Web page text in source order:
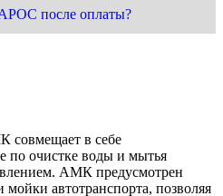
после оплаты?
совмещает в себе
по очистке воды и мытья
АМК предусмотрен
мойки автотранспорта, позволяя